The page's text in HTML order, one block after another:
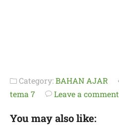
Category:BAHAN AJAR
tema 7
Leave a comment
You may also like: